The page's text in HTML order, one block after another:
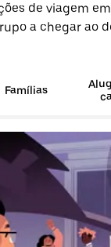
de viagem
a chegar ao
Famílias